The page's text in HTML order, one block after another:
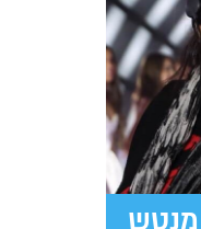
מנטש